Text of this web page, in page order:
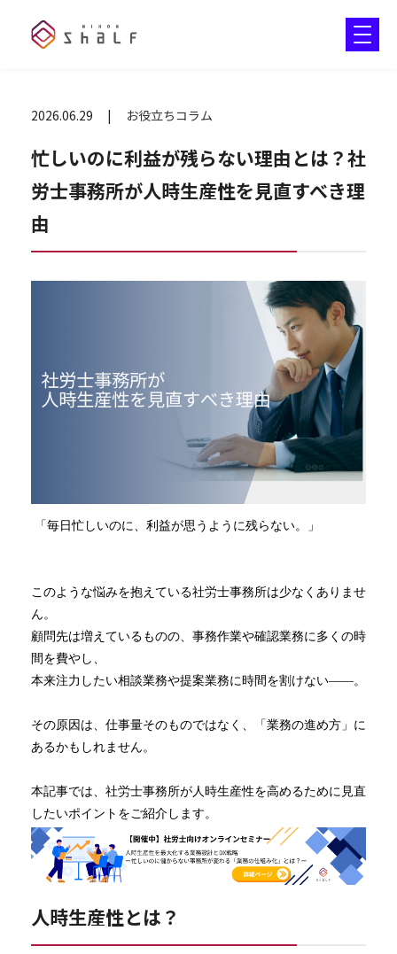
2026.06.29 お役立ちコラム
忙しいのに利益が残らない理由とは？社
労士事務所が人時生産性を見直すべき理
由
「毎日忙しいのに、利益が思うように残らない。」
このような悩みを抱えている社労士事務所は少なくありませ
ん。
顧問先は増えているものの、事務作業や確認業務に多くの時
間を費やし、
本来注力したい相談業務や提案業務に時間を割けない――。
その原因は、仕事量そのものではなく、「業務の進め方」に
あるかもしれません。
本記事では、社労士事務所が人時生産性を高めるために見直
したいポイントをご紹介します。
人時生産性とは？